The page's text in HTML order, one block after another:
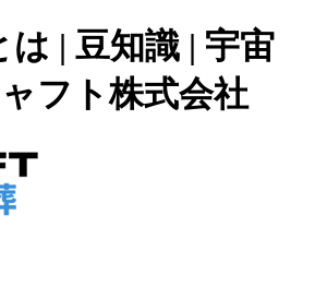
| 豆知識 | 宇宙
フト株式会社